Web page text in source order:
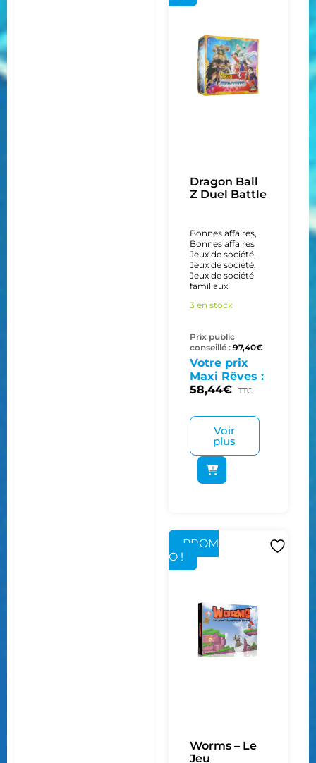
Dragon Ball
Z Duel Battle
Bonnes affaires,
Bonnes affaires
Jeux de société,
Jeux de société,
Jeux de société
familiaux
3 en stock
Prix public
conseillé : 97,40€
Votre prix
Maxi Rêves :
58,44€ TTC
Voir
plus
PROM
O !
Worms – Le
Jeu